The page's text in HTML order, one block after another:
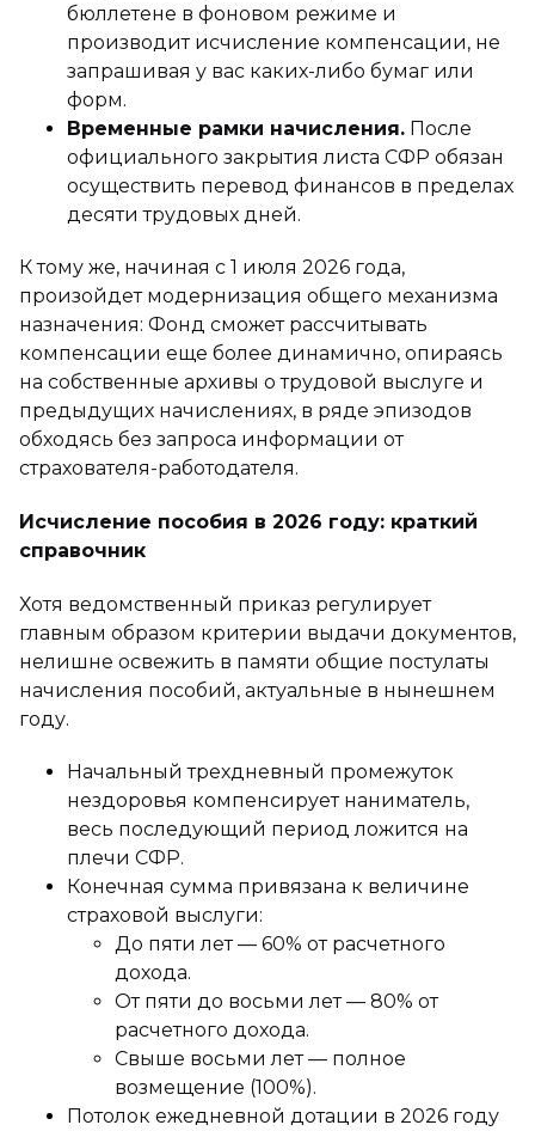
бюллетене в фоновом режиме и
производит исчисление компенсации, не
запрашивая у вас каких-либо бумаг или
форм.
Временные рамки начисления. После
официального закрытия листа СФР обязан
осуществить перевод финансов в пределах
десяти трудовых дней.
К тому же, начиная с 1 июля 2026 года,
произойдет модернизация общего механизма
назначения: Фонд сможет рассчитывать
компенсации еще более динамично, опираясь
на собственные архивы о трудовой выслуге и
предыдущих начислениях, в ряде эпизодов
обходясь без запроса информации от
страхователя-работодателя.
Исчисление пособия в 2026 году: краткий
справочник
Хотя ведомственный приказ регулирует
главным образом критерии выдачи документов,
нелишне освежить в памяти общие постулаты
начисления пособий, актуальные в нынешнем
году.
Начальный трехдневный промежуток
нездоровья компенсирует наниматель,
весь последующий период ложится на
плечи СФР.
Конечная сумма привязана к величине
страховой выслуги:
До пяти лет — 60% от расчетного
дохода.
От пяти до восьми лет — 80% от
расчетного дохода.
Свыше восьми лет — полное
возмещение (100%).
Потолок ежедневной дотации в 2026 году